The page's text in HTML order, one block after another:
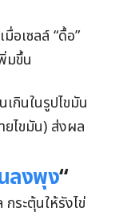
อเซลล์ “ดื้อ”
มขึ้น
กินในรูปไขมัน
ยไขมัน) ส่งผล
ลงพุง“
ระตุ้นให้รังไข่